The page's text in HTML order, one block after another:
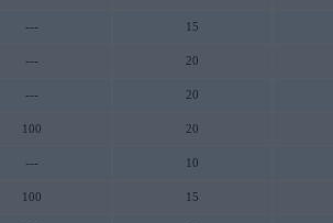
--- 15
--- 20
--- 20
100 20
--- 10
100 15